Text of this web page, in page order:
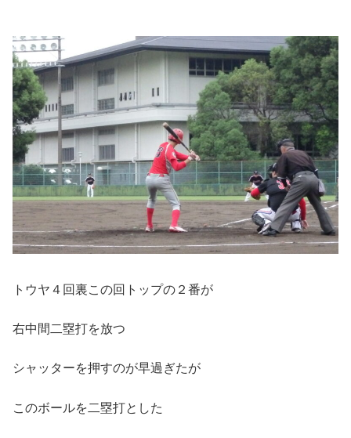
トウヤ４回裏この回トップの２番が
右中間二塁打を放つ
シャッターを押すのが早過ぎたが
このボールを二塁打とした